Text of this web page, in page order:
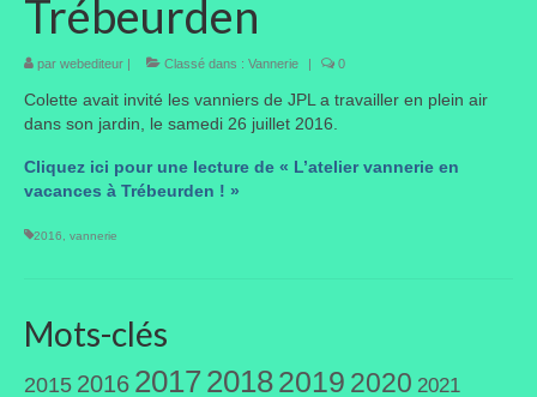
Bonsaïs
Potager
Taille des arbres et arbustes
Vannerie
Trébeurden
par webediteur | Classé dans : Vannerie | 0
Colette avait invité les vanniers de JPL a travailler en plein air
dans son jardin, le samedi 26 juillet 2016.
Cliquez ici pour une lecture de « L’atelier vannerie en
vacances à Trébeurden ! »
2016 vannerie
Mots-clés
2015 2016 201720182019 2020 2021